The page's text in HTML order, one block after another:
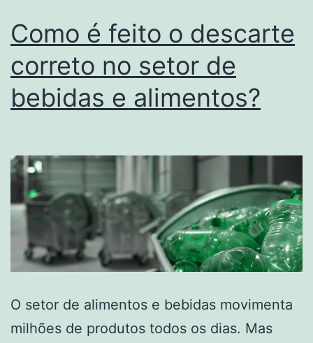
Como é feito o descarte
correto no setor de
bebidas e alimentos?
O setor de alimentos e bebidas movimenta
milhões de produtos todos os dias. Mas